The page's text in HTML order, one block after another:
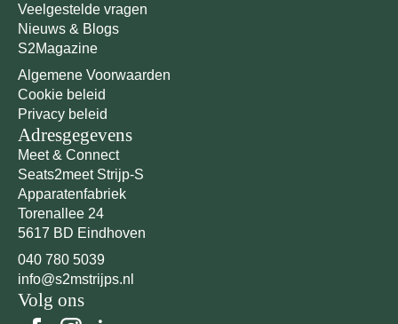
Veelgestelde vragen
Nieuws & Blogs
S2Magazine
Algemene Voorwaarden
Cookie beleid
Privacy beleid
Adresgegevens
Meet & Connect
Seats2meet Strijp-S
Apparatenfabriek
Torenallee 24
5617 BD Eindhoven
040 780 5039
info@s2mstrijps.nl
Volg ons